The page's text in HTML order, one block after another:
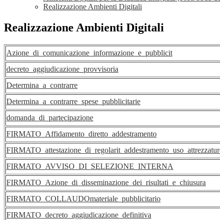
Realizzazione Ambienti Digitali
Realizzazione Ambienti Digitali
Azione_di_comunicazione_informazione_e_pubblicit
decreto_aggiudicazione_provvisoria
Determina_a_contrarre
Determina_a_contrarre_spese_pubblicitarie
domanda_di_partecipazione
FIRMATO_Affidamento_diretto_addestramento
FIRMATO_AVVISO_DI_SELEZIONE_INTERNA
FIRMATO_Azione_di_disseminazione_dei_risultati_e_chiusura
FIRMATO_COLLAUDOmateriale_pubblicitario
FIRMATO_decreto_aggiudicazione_definitiva